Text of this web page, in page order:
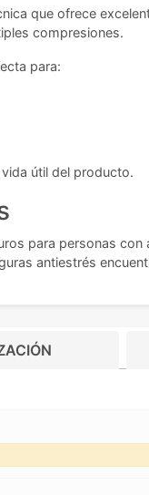
que ofrece
compresiones.
para:
útil del producto.
para personas con
antiestrés